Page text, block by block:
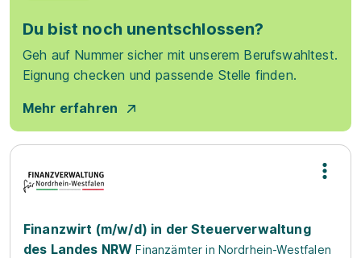
Du bist noch unentschlossen?
Geh auf Nummer sicher mit unserem Berufswahltest.
Eignung checken und passende Stelle finden.
Mehr erfahren
Finanzwirt (m/w/d) in der Steuerverwaltung
des Landes NRW Finanzämter in Nordrhein-Westfalen